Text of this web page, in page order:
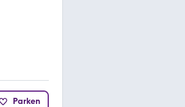
Parken